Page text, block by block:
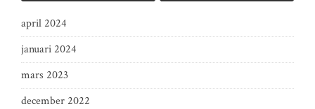
april 2024
januari 2024
mars 2023
december 2022